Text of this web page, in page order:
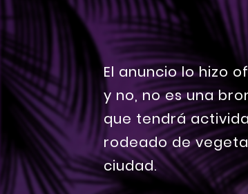
El anuncio lo hizo
y no, no es una
que tendrá
rodeado de
ciudad.